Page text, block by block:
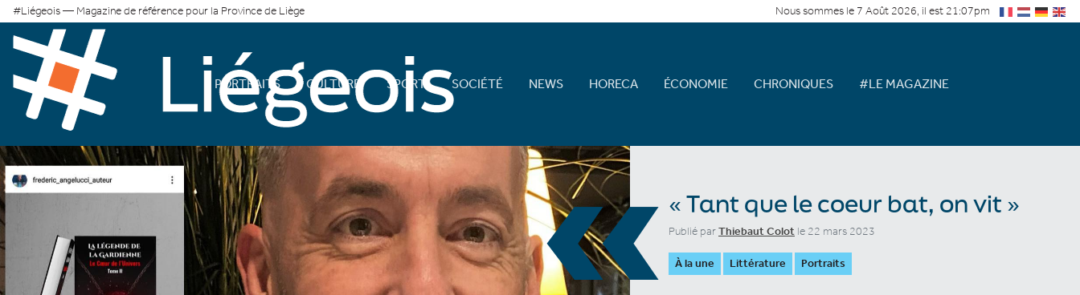
#Liégeois — Magazine de référence pour la Province de Liège Nous sommes le 7 Août 2026, il est 21:07pm
PORTRAITS CULTURE SPORT SOCIÉTÉ NEWS HORECA ÉCONOMIE CHRONIQUES #LE MAGAZINE
«« Tant que le coeur bat, on vit »
Publié parThiebaut Colot le 22 mars 2023
À la une Littérature Portraits